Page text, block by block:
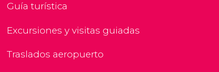
Guía turística
Excursiones y visitas guiadas
Traslados aeropuerto